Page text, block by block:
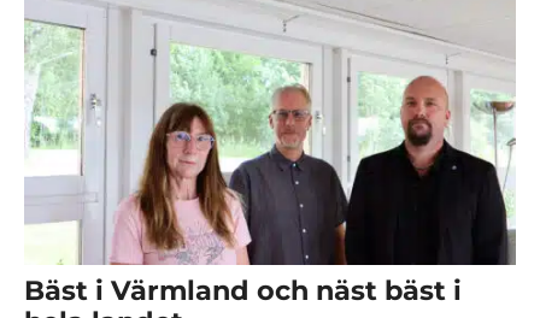
Bäst i Värmland och näst bäst i